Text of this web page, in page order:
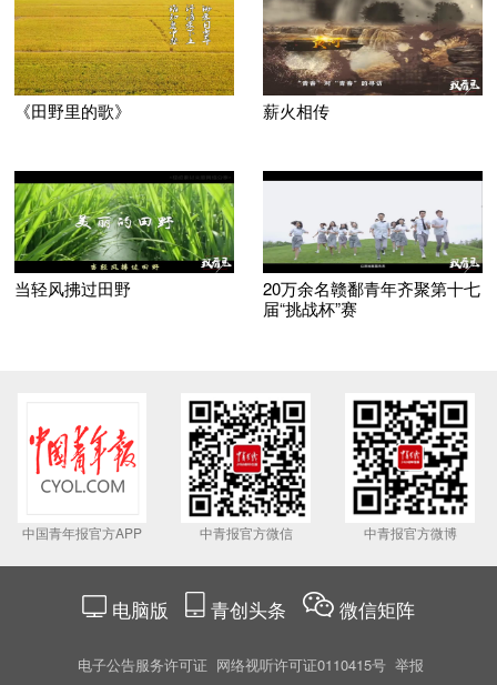
《田野里的歌》 薪火相传
当轻风拂过田野
20万余名赣鄱青年齐聚第十七
届“挑战杯”赛
中国青年报官方APP 中青报官方微信 中青报官方微博
电脑版 青创头条 微信矩阵
电子公告服务许可证 网络视听许可证0110415号 举报